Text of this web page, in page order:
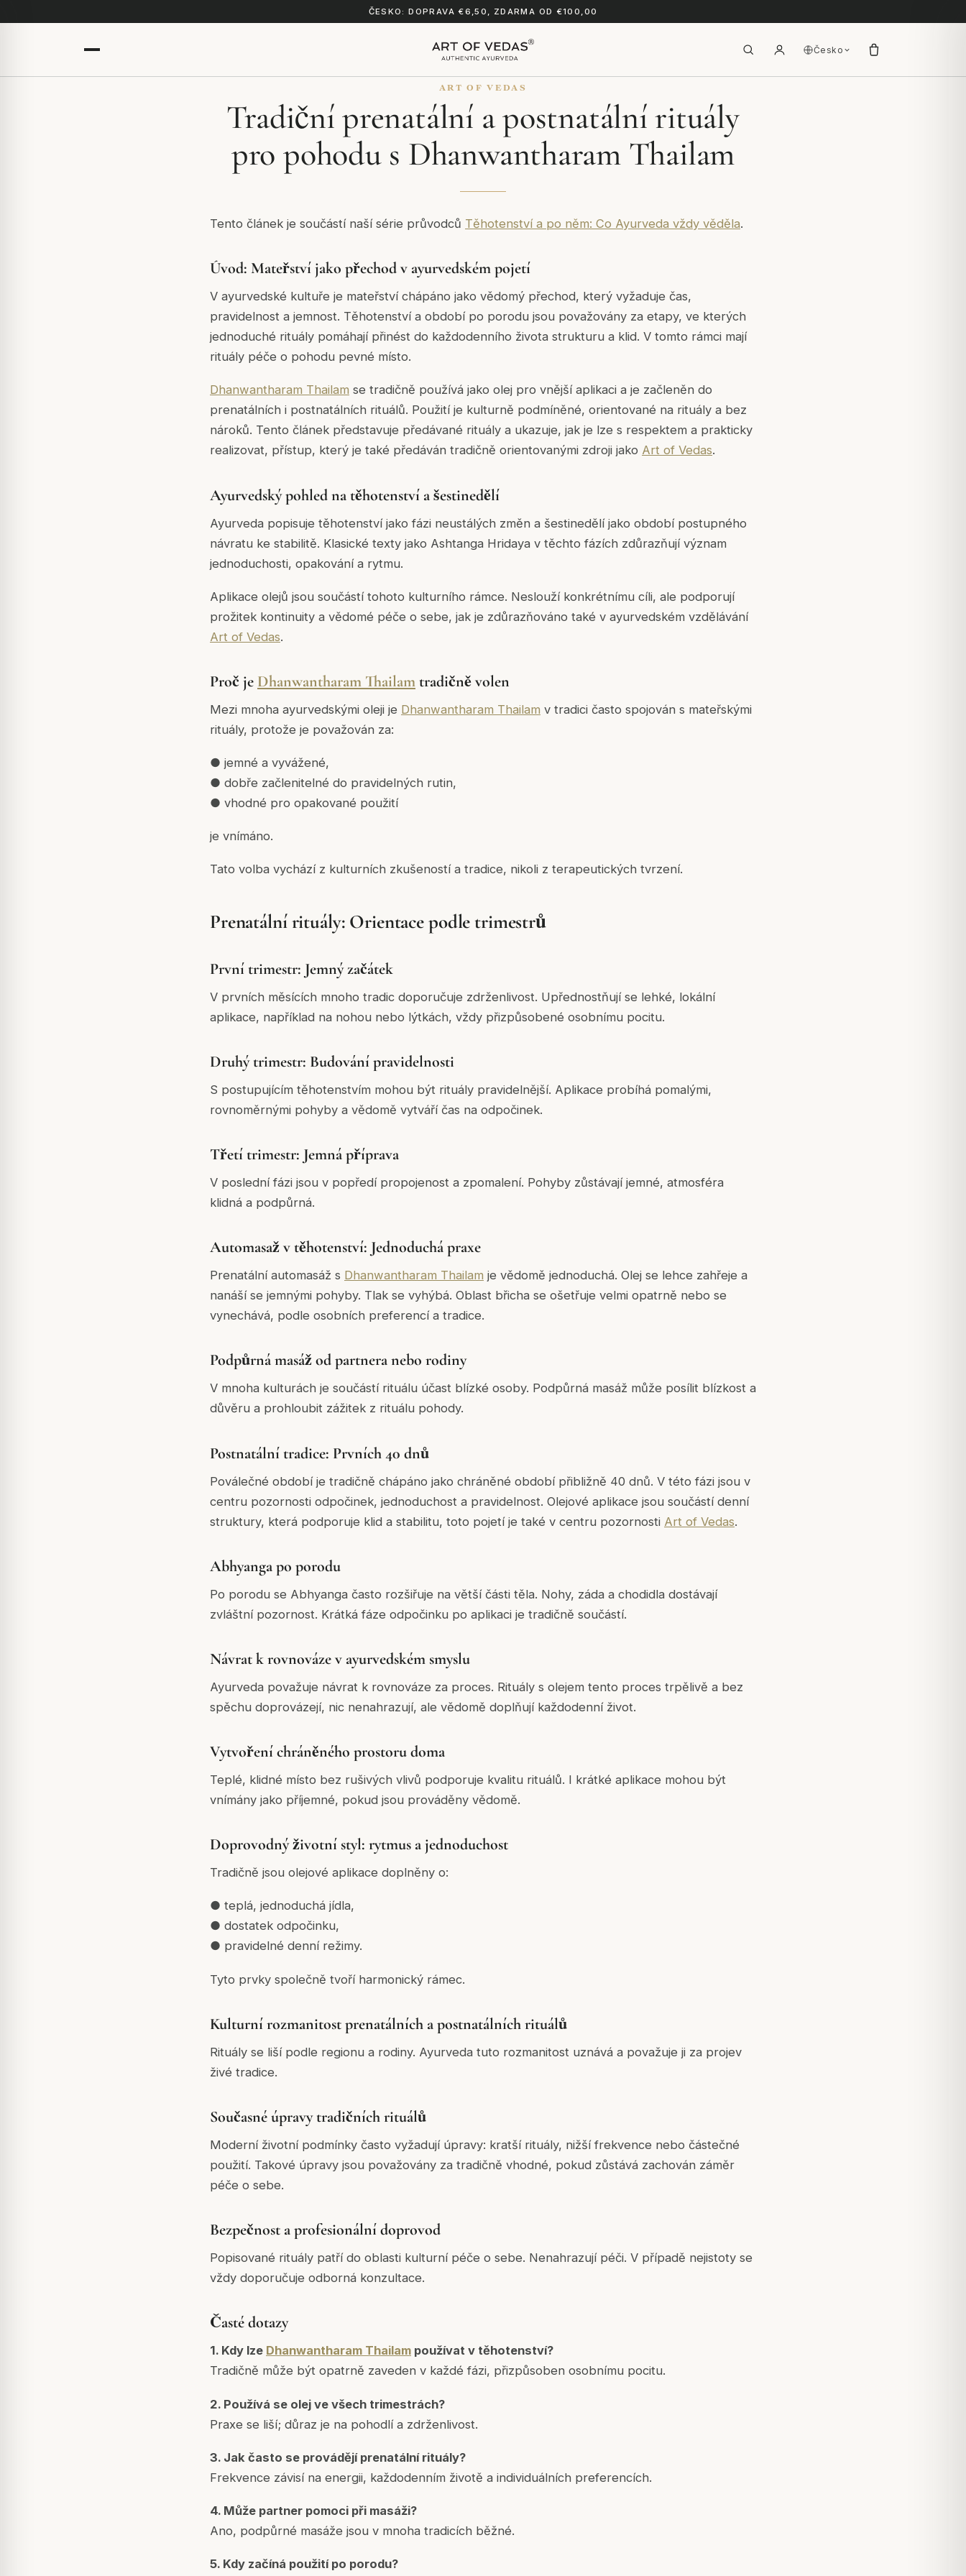
ČESKO: DOPRAVA €6,50, ZDARMA OD €100,00
Česko
ART OF VEDAS
Tradiční prenatální a postnatální rituály
pro pohodu s Dhanwantharam Thailam
Tento článek je součástí naší série průvodců Těhotenství a po něm: Co Ayurveda vždy věděla.
Úvod: Mateřství jako přechod v ayurvedském pojetí
V ayurvedské kultuře je mateřství chápáno jako vědomý přechod, který vyžaduje čas,
pravidelnost a jemnost. Těhotenství a období po porodu jsou považovány za etapy, ve kterých
jednoduché rituály pomáhají přinést do každodenního života strukturu a klid. V tomto rámci mají
rituály péče o pohodu pevné místo.
Dhanwantharam Thailam se tradičně používá jako olej pro vnější aplikaci a je začleněn do
prenatálních i postnatálních rituálů. Použití je kulturně podmíněné, orientované na rituály a bez
nároků. Tento článek představuje předávané rituály a ukazuje, jak je lze s respektem a prakticky
realizovat, přístup, který je také předáván tradičně orientovanými zdroji jako Art of Vedas.
Ayurvedský pohled na těhotenství a šestinedělí
Ayurveda popisuje těhotenství jako fázi neustálých změn a šestinedělí jako období postupného
návratu ke stabilitě. Klasické texty jako Ashtanga Hridaya v těchto fázích zdůrazňují význam
jednoduchosti, opakování a rytmu.
Aplikace olejů jsou součástí tohoto kulturního rámce. Neslouží konkrétnímu cíli, ale podporují
prožitek kontinuity a vědomé péče o sebe, jak je zdůrazňováno také v ayurvedském vzdělávání
Art of Vedas.
Proč je Dhanwantharam Thailamtradičně volen
Mezi mnoha ayurvedskými oleji je Dhanwantharam Thailam v tradici často spojován s mateřskými
rituály, protože je považován za:
● jemné a vyvážené,
● dobře začlenitelné do pravidelných rutin,
● vhodné pro opakované použití
je vnímáno.
Tato volba vychází z kulturních zkušeností a tradice, nikoli z terapeutických tvrzení.
Prenatální rituály: Orientace podle trimestrů
První trimestr: Jemný začátek
V prvních měsících mnoho tradic doporučuje zdrženlivost. Upřednostňují se lehké, lokální
aplikace, například na nohou nebo lýtkách, vždy přizpůsobené osobnímu pocitu.
Druhý trimestr: Budování pravidelnosti
S postupujícím těhotenstvím mohou být rituály pravidelnější. Aplikace probíhá pomalými,
rovnoměrnými pohyby a vědomě vytváří čas na odpočinek.
Třetí trimestr: Jemná příprava
V poslední fázi jsou v popředí propojenost a zpomalení. Pohyby zůstávají jemné, atmosféra
klidná a podpůrná.
Automasaž v těhotenství: Jednoduchá praxe
Prenatální automasáž s Dhanwantharam Thailam je vědomě jednoduchá. Olej se lehce zahřeje a
nanáší se jemnými pohyby. Tlak se vyhýbá. Oblast břicha se ošetřuje velmi opatrně nebo se
vynechává, podle osobních preferencí a tradice.
Podpůrná masáž od partnera nebo rodiny
V mnoha kulturách je součástí rituálu účast blízké osoby. Podpůrná masáž může posílit blízkost a
důvěru a prohloubit zážitek z rituálu pohody.
Postnatální tradice: Prvních 40 dnů
Poválečné období je tradičně chápáno jako chráněné období přibližně 40 dnů. V této fázi jsou v
centru pozornosti odpočinek, jednoduchost a pravidelnost. Olejové aplikace jsou součástí denní
struktury, která podporuje klid a stabilitu, toto pojetí je také v centru pozornosti Art of Vedas.
Abhyanga po porodu
Po porodu se Abhyanga často rozšiřuje na větší části těla. Nohy, záda a chodidla dostávají
zvláštní pozornost. Krátká fáze odpočinku po aplikaci je tradičně součástí.
Návrat k rovnováze v ayurvedském smyslu
Ayurveda považuje návrat k rovnováze za proces. Rituály s olejem tento proces trpělivě a bez
spěchu doprovázejí, nic nenahrazují, ale vědomě doplňují každodenní život.
Vytvoření chráněného prostoru doma
Teplé, klidné místo bez rušivých vlivů podporuje kvalitu rituálů. I krátké aplikace mohou být
vnímány jako příjemné, pokud jsou prováděny vědomě.
Doprovodný životní styl: rytmus a jednoduchost
Tradičně jsou olejové aplikace doplněny o:
● teplá, jednoduchá jídla,
● dostatek odpočinku,
● pravidelné denní režimy.
Tyto prvky společně tvoří harmonický rámec.
Kulturní rozmanitost prenatálních a postnatálních rituálů
Rituály se liší podle regionu a rodiny. Ayurveda tuto rozmanitost uznává a považuje ji za projev
živé tradice.
Současné úpravy tradičních rituálů
Moderní životní podmínky často vyžadují úpravy: kratší rituály, nižší frekvence nebo částečné
použití. Takové úpravy jsou považovány za tradičně vhodné, pokud zůstává zachován záměr
péče o sebe.
Bezpečnost a profesionální doprovod
Popisované rituály patří do oblasti kulturní péče o sebe. Nenahrazují péči. V případě nejistoty se
vždy doporučuje odborná konzultace.
Časté dotazy
1. Kdy lze Dhanwantharam Thailam používat v těhotenství?
Tradičně může být opatrně zaveden v každé fázi, přizpůsoben osobnímu pocitu.
2. Používá se olej ve všech trimestrách?
Praxe se liší; důraz je na pohodlí a zdrženlivost.
3. Jak často se provádějí prenatální rituály?
Frekvence závisí na energii, každodenním životě a individuálních preferencích.
4. Může partner pomoci při masáži?
Ano, podpůrné masáže jsou v mnoha tradicích běžné.
5. Kdy začíná použití po porodu?